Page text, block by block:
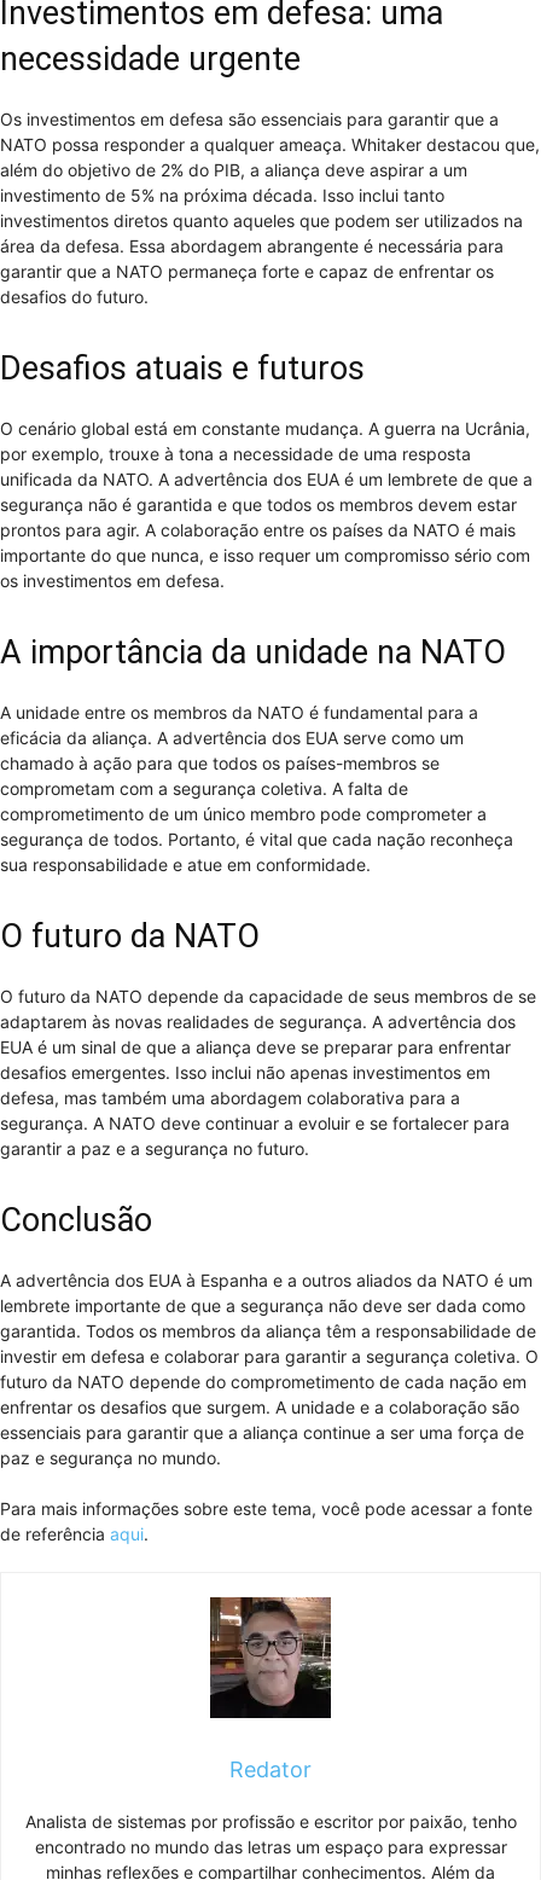
Investimentos em defesa: uma
necessidade urgente
Os investimentos em defesa são essenciais para garantir que a
NATO possa responder a qualquer ameaça. Whitaker destacou que,
além do objetivo de 2% do PIB, a aliança deve aspirar a um
investimento de 5% na próxima década. Isso inclui tanto
investimentos diretos quanto aqueles que podem ser utilizados na
área da defesa. Essa abordagem abrangente é necessária para
garantir que a NATO permaneça forte e capaz de enfrentar os
desafios do futuro.
Desafios atuais e futuros
O cenário global está em constante mudança. A guerra na Ucrânia,
por exemplo, trouxe à tona a necessidade de uma resposta
unificada da NATO. A advertência dos EUA é um lembrete de que a
segurança não é garantida e que todos os membros devem estar
prontos para agir. A colaboração entre os países da NATO é mais
importante do que nunca, e isso requer um compromisso sério com
os investimentos em defesa.
A importância da unidade na NATO
A unidade entre os membros da NATO é fundamental para a
eficácia da aliança. A advertência dos EUA serve como um
chamado à ação para que todos os países-membros se
comprometam com a segurança coletiva. A falta de
comprometimento de um único membro pode comprometer a
segurança de todos. Portanto, é vital que cada nação reconheça
sua responsabilidade e atue em conformidade.
O futuro da NATO
O futuro da NATO depende da capacidade de seus membros de se
adaptarem às novas realidades de segurança. A advertência dos
EUA é um sinal de que a aliança deve se preparar para enfrentar
desafios emergentes. Isso inclui não apenas investimentos em
defesa, mas também uma abordagem colaborativa para a
segurança. A NATO deve continuar a evoluir e se fortalecer para
garantir a paz e a segurança no futuro.
Conclusão
A advertência dos EUA à Espanha e a outros aliados da NATO é um
lembrete importante de que a segurança não deve ser dada como
garantida. Todos os membros da aliança têm a responsabilidade de
investir em defesa e colaborar para garantir a segurança coletiva. O
futuro da NATO depende do comprometimento de cada nação em
enfrentar os desafios que surgem. A unidade e a colaboração são
essenciais para garantir que a aliança continue a ser uma força de
paz e segurança no mundo.
Para mais informações sobre este tema, você pode acessar a fonte
de referência aqui.
Redator
Analista de sistemas por profissão e escritor por paixão, tenho
encontrado no mundo das letras um espaço para expressar
minhas reflexões e compartilhar conhecimentos. Além da